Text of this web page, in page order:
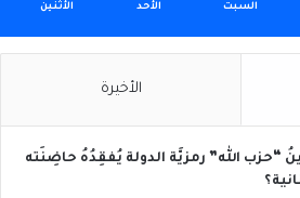
السبت الأحد الأثنين
الأخيرة
“حزب الله” رمزيَّة الدولة يُفقِدُهُ حاضِنَته